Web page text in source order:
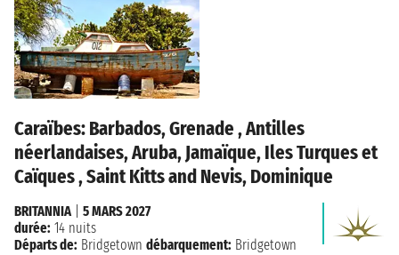
Caraïbes: Barbados, Grenade , Antilles
néerlandaises, Aruba, Jamaïque, Iles Turques et
Caïques , Saint Kitts and Nevis, Dominique
BRITANNIA| 5 MARS 2027
durée: 14 nuits
Départs de: Bridgetown débarquement: Bridgetown